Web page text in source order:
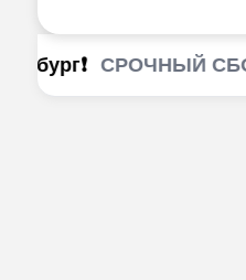
СРОЧНЫЙ СБОР